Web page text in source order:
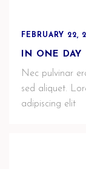
FEBRUARY 22,
IN ONE DAY
Nec pulvinar
sed aliquet.
adipiscing elit